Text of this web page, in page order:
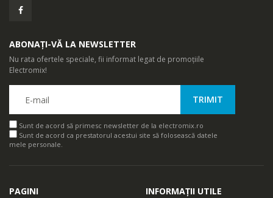
ABONAȚI-VĂ LA NEWSLETTER
Nu rata ofertele speciale, fii informat legat de promoțiile
Electromix!
Sunt de acord să primesc newsletter de la electromix.ro
Sunt de acord ca prestatorul acestui site să folosească datele
mele personale.
PAGINI INFORMAȚII UTILE